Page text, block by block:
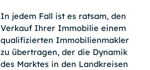
In jedem Fall ist es ratsam, den
Verkauf Ihrer Immobilie einem
qualifizierten Immobilienmakler
zu übertragen, der die Dynamik
des Marktes in den Landkreisen